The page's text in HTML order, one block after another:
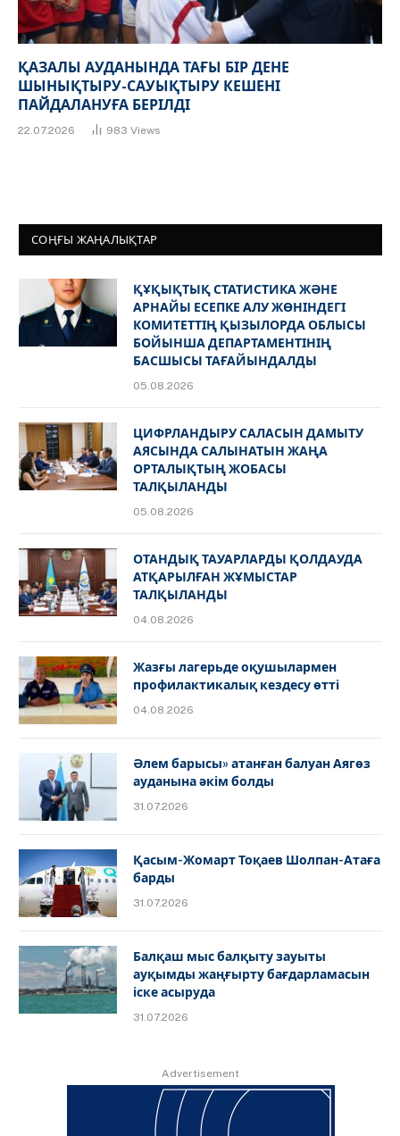
ҚАЗАЛЫ АУДАНЫНДА ТАҒЫ БІР ДЕНЕ
ШЫНЫҚТЫРУ-САУЫҚТЫРУ КЕШЕНІ
ПАЙДАЛАНУҒА БЕРІЛДІ
22.07.2026 983 Views
СОҢҒЫ ЖАҢАЛЫҚТАР
ҚҰҚЫҚТЫҚ СТАТИСТИКА ЖӘНЕ
АРНАЙЫ ЕСЕПКЕ АЛУ ЖӨНІНДЕГІ
КОМИТЕТТІҢ ҚЫЗЫЛОРДА ОБЛЫСЫ
БОЙЫНША ДЕПАРТАМЕНТІНІҢ
БАСШЫСЫ ТАҒАЙЫНДАЛДЫ
05.08.2026
ЦИФРЛАНДЫРУ САЛАСЫН ДАМЫТУ
АЯСЫНДА САЛЫНАТЫН ЖАҢА
ОРТАЛЫҚТЫҢ ЖОБАСЫ
ТАЛҚЫЛАНДЫ
05.08.2026
ОТАНДЫҚ ТАУАРЛАРДЫ ҚОЛДАУДА
АТҚАРЫЛҒАН ЖҰМЫСТАР
ТАЛҚЫЛАНДЫ
04.08.2026
Жазғы лагерьде оқушылармен
профилактикалық кездесу өтті
04.08.2026
Әлем барысы» атанған балуан Аягөз
ауданына әкім болды
31.07.2026
Қасым-Жомарт Тоқаев Шолпан-Атаға
барды
31.07.2026
Балқаш мыс балқыту зауыты
ауқымды жаңғырту бағдарламасын
іске асыруда
31.07.2026
Advertisement